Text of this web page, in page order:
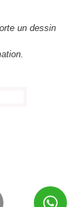
un dessin